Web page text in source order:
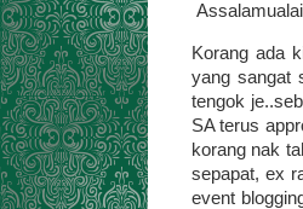
Korang ada
yang sangat
tengok
SA terus
korang nak
sepapat, ex
event